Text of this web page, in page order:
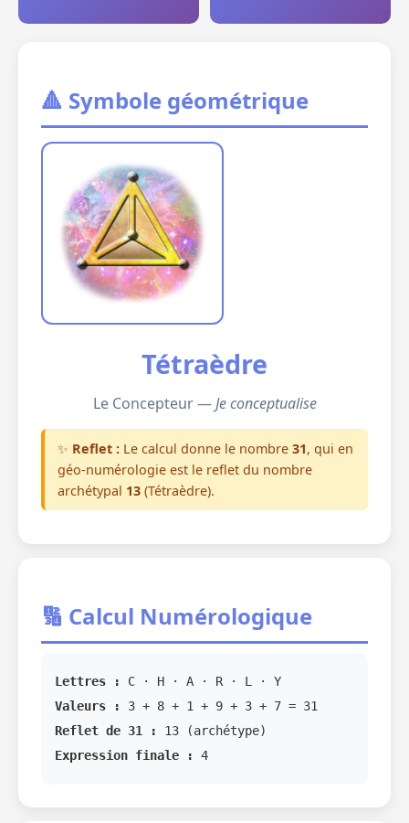
🔺 Symbole géométrique
Tétraèdre
Le Concepteur —Je conceptualise
✨ Reflet : Le calcul donne le nombre 31, qui en
géo-numérologie est le reflet du nombre
archétypal 13 (Tétraèdre).
🔢 Calcul Numérologique
Lettres :
C · H · A · R · L · Y
Valeurs :
3 + 8 + 1 + 9 + 3 + 7 = 31
Reflet de 31 :
13 (archétype)
Expression finale :
4